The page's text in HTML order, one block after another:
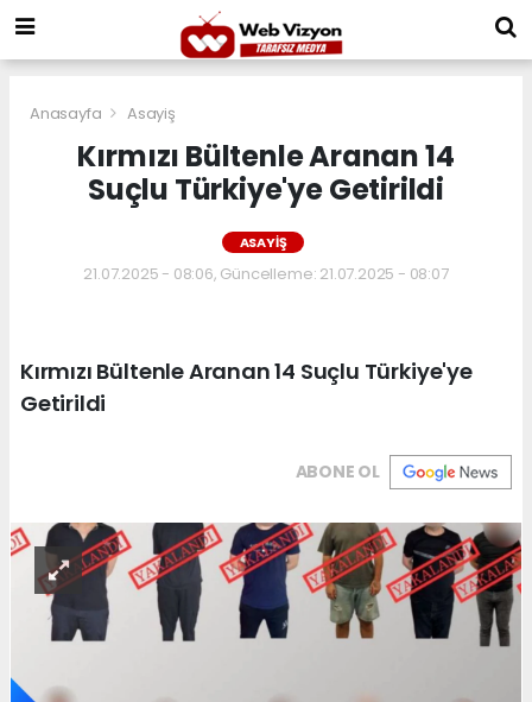
Anasayfa Asayiş
Kırmızı Bültenle Aranan 14
Suçlu Türkiye'ye Getirildi
ASAYIŞ
21.07.2025 - 08:06, Güncelleme: 21.07.2025 - 08:07
Kırmızı Bültenle Aranan 14 Suçlu Türkiye'ye
Getirildi
ABONE OL